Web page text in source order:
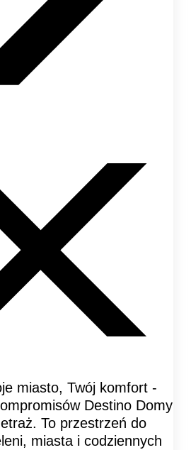
miasto, Twój komfort -
Destino Domy
To przestrzeń do
miasta i codziennych